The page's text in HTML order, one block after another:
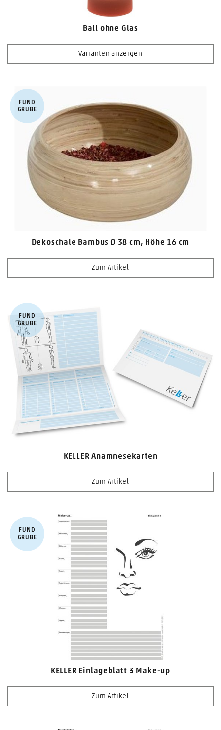
Ball ohne Glas
Varianten anzeigen
Dekoschale Bambus Ø 38 cm, Höhe 16 cm
Zum Artikel
FUND​
GRUBE
KELLER Anamnesekarten
Zum Artikel
FUND​
GRUBE
KELLER Einlageblatt 3 Make-up
Zum Artikel
FUND​
GRUBE